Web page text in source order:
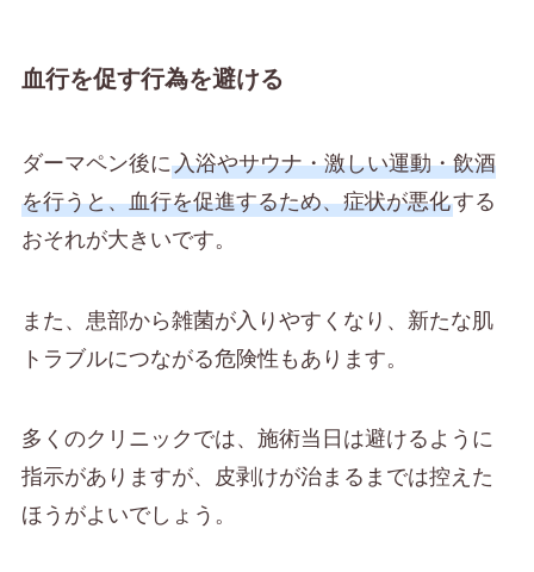
血行を促す行為を避ける
ダーマペン後に入浴やサウナ・激しい運動・飲酒
を行うと、血行を促進するため、症状が悪化する
おそれが大きいです。
また、患部から雑菌が入りやすくなり、新たな肌
トラブルにつながる危険性もあります。
多くのクリニックでは、施術当日は避けるように
指示がありますが、皮剥けが治まるまでは控えた
ほうがよいでしょう。